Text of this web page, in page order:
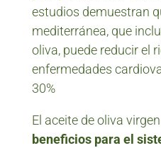
estudios demuestran
mediterránea, que
oliva, puede reducir el
enfermedades
30%
El aceite de oliva
beneficios para el